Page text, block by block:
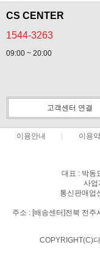
CS CENTER
1544-3263
09:00 ~ 20:00
고객센터 연결
이용안내 이용
대표 : 박동
사업
통신판매업
주소 : [배송센터]전북 전
COPYRIGHT(C)